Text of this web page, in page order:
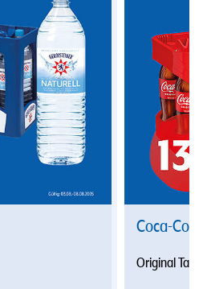
Coca-Cola
Original Taste